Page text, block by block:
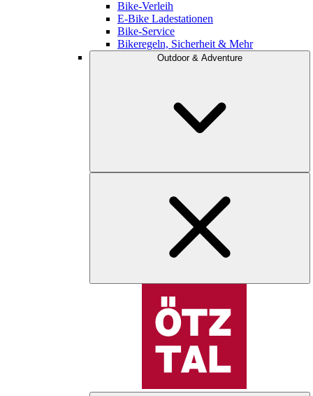
Bike-Verleih
E-Bike Ladestationen
Bike-Service
Bikeregeln, Sicherheit & Mehr
Outdoor & Adventure